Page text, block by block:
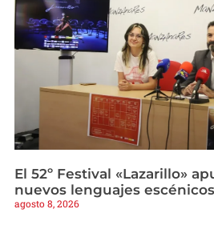
El 52º Festival «Lazarillo»
nuevos lenguajes
agosto 8, 2026